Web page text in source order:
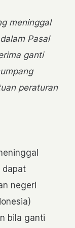
meninggal
Pasal
ganti
peraturan
dapat
negeri
bila ganti